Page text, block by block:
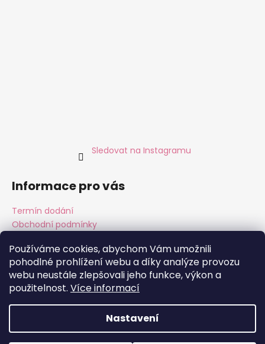
Používáme cookies, abychom Vám umožnili
pohodlné prohlížení webu a díky analýze provozu
webu neustále zlepšovali jeho funkce, výkon a
použitelnost. Více informací
Nastavení
Sledovat na Instagramu
Informace pro vás
Termín dodání
Obchodní podmínky
Instagram Facebook